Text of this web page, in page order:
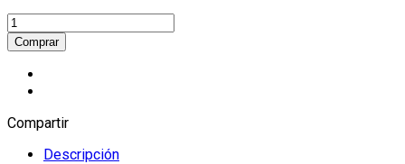
Compartir
Descripción